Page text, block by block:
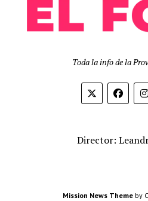
Toda la info de la
Director:
Mission News Theme by